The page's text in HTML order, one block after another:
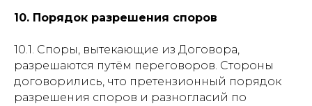
10. Порядок разрешения споров
10.1. Споры, вытекающие из Договора,
разрешаются путём переговоров. Стороны
договорились, что претензионный порядок
разрешения споров и разногласий по